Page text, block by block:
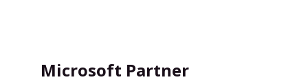
Microsoft Partner